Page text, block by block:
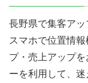
長野県で集客アッ
スマホで位置情
プ・売上アップ
ーを利用して、